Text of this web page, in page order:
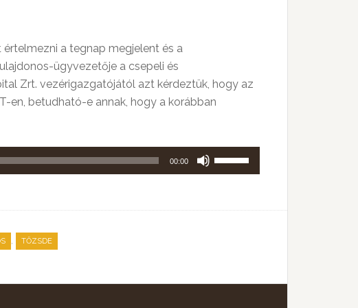
értelmezni a tegnap megjelent és a
ügyvezetője a csepeli és
Zrt. vezérigazgatójától azt kérdeztük, hogy az
en, betudható-e annak, hogy a korábban
00:00
hangerő
illetőleg
, TŐZSDE